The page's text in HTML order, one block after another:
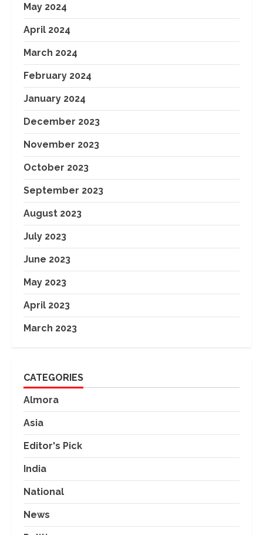
May 2024
April 2024
March 2024
February 2024
January 2024
December 2023
November 2023
October 2023
September 2023
August 2023
July 2023
June 2023
May 2023
April 2023
March 2023
CATEGORIES
Almora
Asia
Editor's Pick
India
National
News